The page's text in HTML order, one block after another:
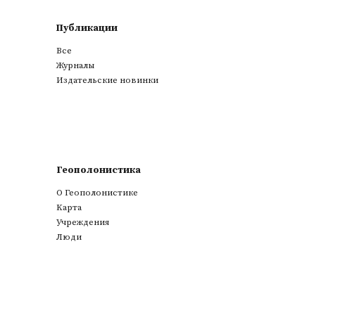
Публикации
Все
Журналы
Издательские новинки
Геополонистика
О Геополонистике
Kарта
Учреждения
Люди